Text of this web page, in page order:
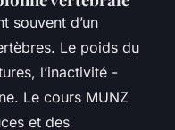
souvent d’un
Le poids du
l’inactivité -
Le cours MUNZ
et des